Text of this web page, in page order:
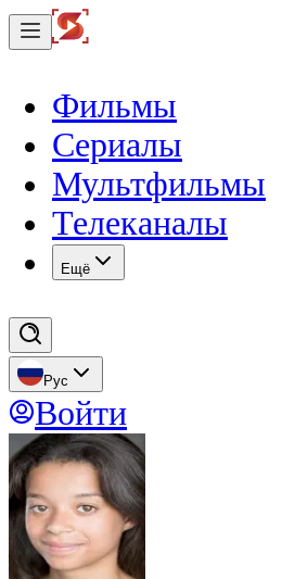
Фильмы
Сериалы
Мультфильмы
Телеканалы
Eщё
Рус
Войти